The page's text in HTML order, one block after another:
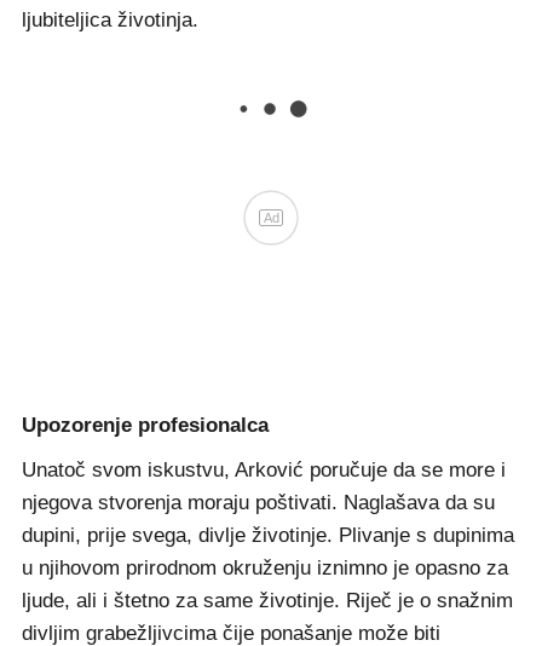
ljubiteljica životinja.
Ad
Upozorenje profesionalca
Unatoč svom iskustvu, Arković poručuje da se more i
njegova stvorenja moraju poštivati. Naglašava da su
dupini, prije svega, divlje životinje. Plivanje s dupinima
u njihovom prirodnom okruženju iznimno je opasno za
ljude, ali i štetno za same životinje. Riječ je o snažnim
divljim grabežljivcima čije ponašanje može biti